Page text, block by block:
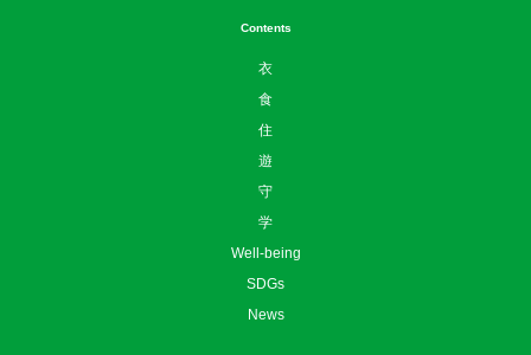
Contents
衣
食
住
遊
守
学
Well-being
SDGs
News